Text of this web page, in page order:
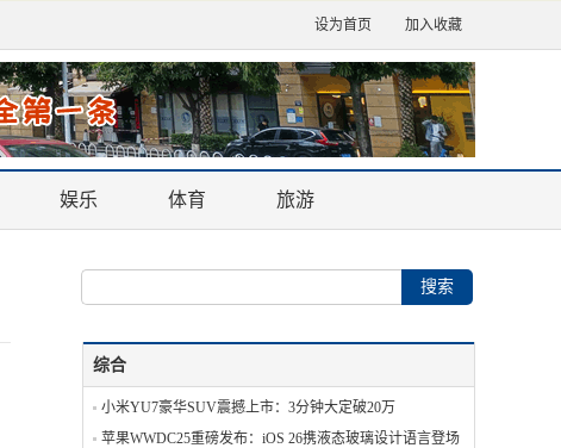
设为首页 加入收藏
娱乐 体育 旅游
综合
小米YU7豪华SUV震撼上市：3分钟大定破20万
苹果WWDC25重磅发布：iOS 26携液态玻璃设计语言登场